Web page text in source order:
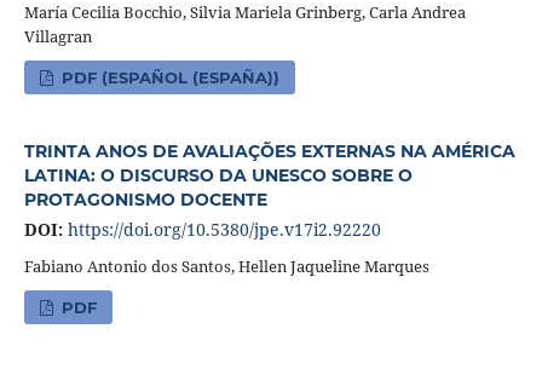
María Cecilia Bocchio, Silvia Mariela Grinberg, Carla Andrea
Villagran
PDF (ESPAÑOL (ESPAÑA))
TRINTA ANOS DE AVALIAÇÕES EXTERNAS NA AMÉRICA
LATINA: O DISCURSO DA UNESCO SOBRE O
PROTAGONISMO DOCENTE
DOI: https://doi.org/10.5380/jpe.v17i2.92220
Fabiano Antonio dos Santos, Hellen Jaqueline Marques
PDF